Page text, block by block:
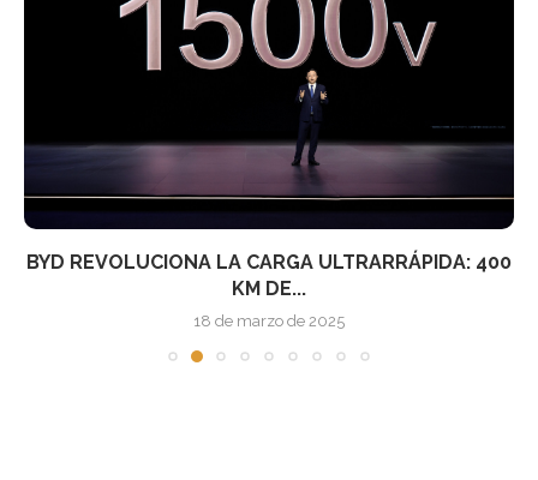
BYD REVOLUCIONA LA CARGA ULTRARRÁPIDA: 400
KM DE...
18 de marzo de 2025